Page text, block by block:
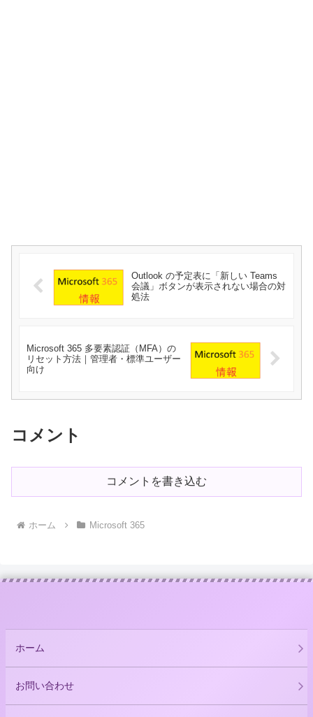
Outlook の予定表に「新しい Teams
会議」ボタンが表示されない場合の対
処法
Microsoft 365 多要素認証（MFA）の
リセット方法｜管理者・標準ユーザー
向け
コメント
コメントを書き込む
ホーム Microsoft 365
ホーム
お問い合わせ